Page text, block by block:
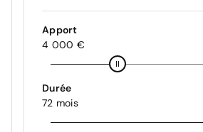
Apport
4 000 €
Durée
72 mois